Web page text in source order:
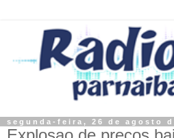
segunda-feira, 26 de agosto